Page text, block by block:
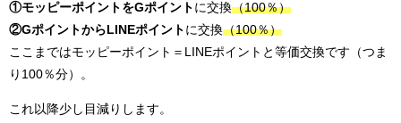
①モッピーポイントをGポイント に交換（100％）
②GポイントからLINEポイント に交換（100％）
ここまではモッピーポイント＝LINEポイントと等価交換です（つま
り100％分）。
これ以降少し目減りします。